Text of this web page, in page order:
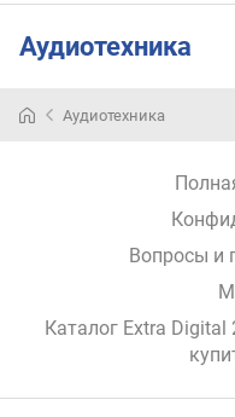
о
е
о
г
Аудиотехника
Аудиотехника
Вопросы и
Каталог Extra Digital